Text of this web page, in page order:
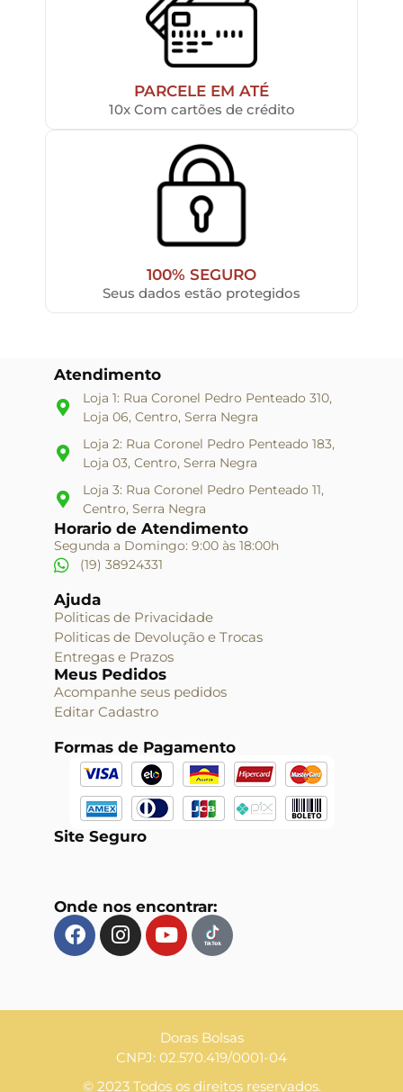
PARCELE EM ATÉ
10x Com cartões de crédito
100% SEGURO
Seus dados estão protegidos
Atendimento
Loja 1: Rua Coronel Pedro Penteado 310,
Loja 06, Centro, Serra Negra
Loja 2: Rua Coronel Pedro Penteado 183,
Loja 03, Centro, Serra Negra
Loja 3: Rua Coronel Pedro Penteado 11,
Centro, Serra Negra
Horario de Atendimento
Segunda a Domingo: 9:00 às 18:00h
(19) 38924331
Ajuda
Politicas de Privacidade
Politicas de Devolução e Trocas
Entregas e Prazos
Meus Pedidos
Acompanhe seus pedidos
Editar Cadastro
Formas de Pagamento
Site Seguro
Onde nos encontrar:
Doras Bolsas
CNPJ: 02.570.419/0001-04
© 2023 Todos os direitos reservados.